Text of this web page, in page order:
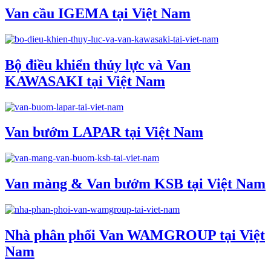
Van cầu IGEMA tại Việt Nam
Bộ điều khiển thủy lực và Van
KAWASAKI tại Việt Nam
Van bướm LAPAR tại Việt Nam
Van màng & Van bướm KSB tại Việt Nam
Nhà phân phối Van WAMGROUP tại Việt
Nam